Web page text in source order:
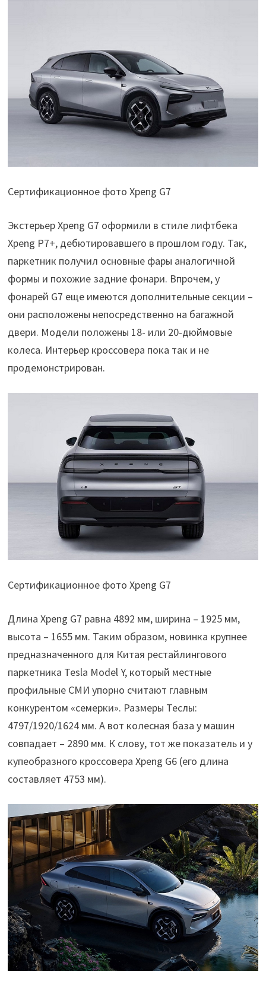
Сертификационное фото Xpeng G7
Экстерьер Xpeng G7 оформили в стиле лифтбека
Xpeng P7+, дебютировавшего в прошлом году. Так,
паркетник получил основные фары аналогичной
формы и похожие задние фонари. Впрочем, у
фонарей G7 еще имеются дополнительные секции –
они расположены непосредственно на багажной
двери. Модели положены 18- или 20-дюймовые
колеса. Интерьер кроссовера пока так и не
продемонстрирован.
Сертификационное фото Xpeng G7
Длина Xpeng G7 равна 4892 мм, ширина – 1925 мм,
высота – 1655 мм. Таким образом, новинка крупнее
предназначенного для Китая рестайлингового
паркетника Tesla Model Y, который местные
профильные СМИ упорно считают главным
конкурентом «семерки». Размеры Теслы:
4797/1920/1624 мм. А вот колесная база у машин
совпадает – 2890 мм. К слову, тот же показатель и у
купеобразного кроссовера Xpeng G6 (его длина
составляет 4753 мм).